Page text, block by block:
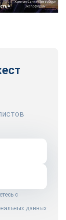
с
данных